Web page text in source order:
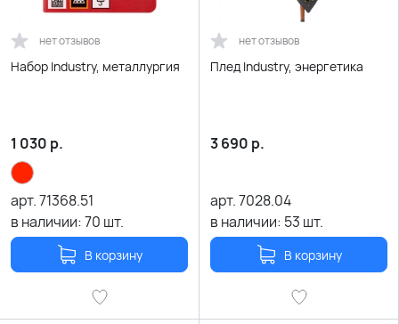
нет отзывов
Набор Industry, металлургия
1 030 р.
арт.71368.51
в наличии:70 шт.
В корзину
нет отзывов
Плед Industry, энергетика
3 690 р.
арт.7028.04
в наличии: 53 шт.
В корзину